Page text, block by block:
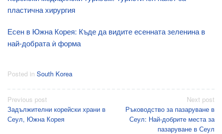
пластична хирургия
Есен в Южна Корея: Къде да видите есенната зеленина в
най-добрата ѝ форма
Posted in South Korea
Post
navigation
Previous post
Задължителни корейски храни в
Сеул, Южна Корея
Next post
Ръководство за пазаруване в
Сеул: Най-добрите места за
пазаруване в Сеул